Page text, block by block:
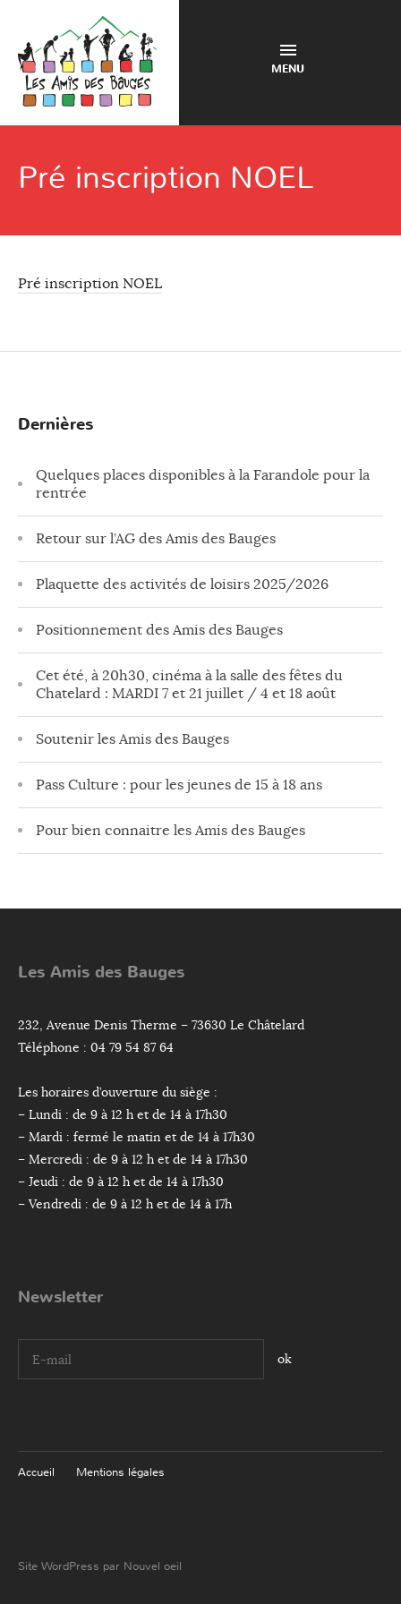
MENU
Pré inscription NOEL
Pré inscription NOEL
Dernières
Quelques places disponibles à la Farandole pour la
rentrée
Retour sur l’AG des Amis des Bauges
Plaquette des activités de loisirs 2025/2026
Positionnement des Amis des Bauges
Cet été, à 20h30, cinéma à la salle des fêtes du
Chatelard : MARDI 7 et 21 juillet / 4 et 18 août
Soutenir les Amis des Bauges
Pass Culture : pour les jeunes de 15 à 18 ans
Pour bien connaitre les Amis des Bauges
Les Amis des Bauges
232, Avenue Denis Therme – 73630 Le Châtelard
Téléphone : 04 79 54 87 64
Les horaires d’ouverture du siège :
– Lundi : de 9 à 12 h et de 14 à 17h30
– Mardi : fermé le matin et de 14 à 17h30
– Mercredi : de 9 à 12 h et de 14 à 17h30
– Jeudi : de 9 à 12 h et de 14 à 17h30
– Vendredi : de 9 à 12 h et de 14 à 17h
Newsletter
I agree terms and conditions.*
Accueil Mentions légales
Site WordPress par Nouvel oeil